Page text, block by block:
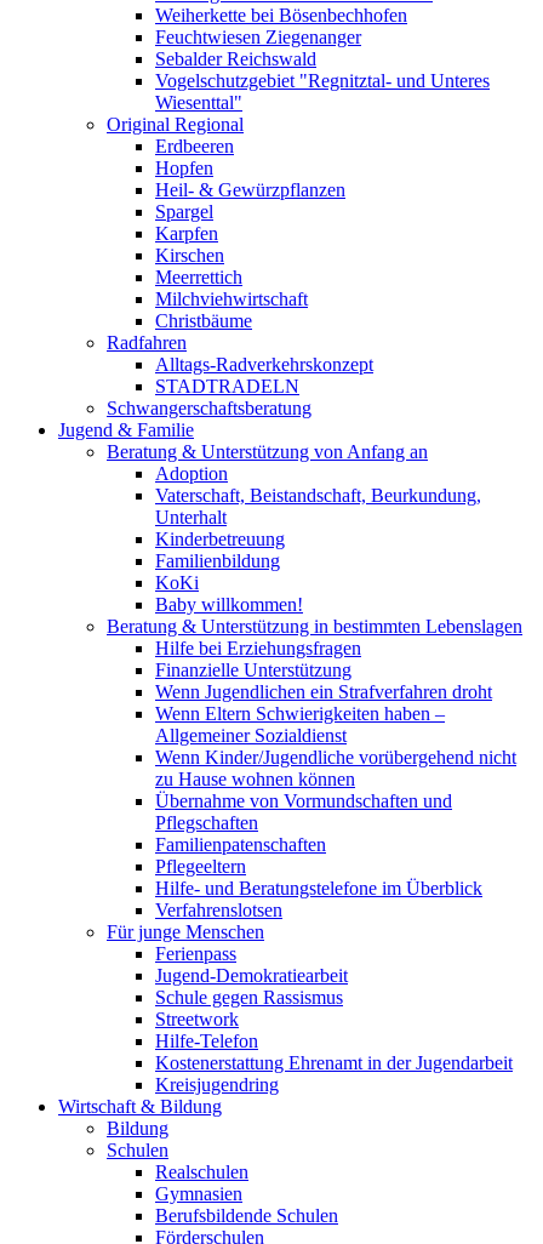
Weiherkette bei Bösenbechhofen
Feuchtwiesen Ziegenanger
Sebalder Reichswald
Vogelschutzgebiet "Regnitztal- und Unteres
Wiesenttal"
Original Regional
Erdbeeren
Hopfen
Heil- & Gewürzpflanzen
Spargel
Karpfen
Kirschen
Meerrettich
Milchviehwirtschaft
Christbäume
Radfahren
Alltags-Radverkehrskonzept
STADTRADELN
Schwangerschaftsberatung
Jugend & Familie
Beratung & Unterstützung von Anfang an
Adoption
Vaterschaft, Beistandschaft, Beurkundung,
Unterhalt
Kinderbetreuung
Familienbildung
KoKi
Baby willkommen!
Beratung & Unterstützung in bestimmten Lebenslagen
Hilfe bei Erziehungsfragen
Finanzielle Unterstützung
Wenn Jugendlichen ein Strafverfahren droht
Wenn Eltern Schwierigkeiten haben –
Allgemeiner Sozialdienst
Wenn Kinder/Jugendliche vorübergehend nicht
zu Hause wohnen können
Übernahme von Vormundschaften und
Pflegschaften
Familienpatenschaften
Pflegeeltern
Hilfe- und Beratungstelefone im Überblick
Verfahrenslotsen
Für junge Menschen
Ferienpass
Jugend-Demokratiearbeit
Schule gegen Rassismus
Streetwork
Hilfe-Telefon
Kostenerstattung Ehrenamt in der Jugendarbeit
Kreisjugendring
Wirtschaft & Bildung
Bildung
Schulen
Realschulen
Gymnasien
Berufsbildende Schulen
Förderschulen